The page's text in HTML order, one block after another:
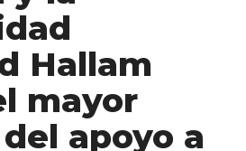
Hallam
mayor
apoyo a